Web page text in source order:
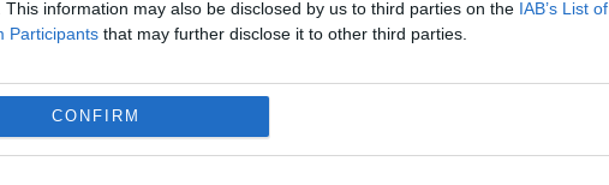
This information may also be disclosed by us to third parties on the IAB’s List of
Participants that may further disclose it to other third parties.
CONFIRM
de omor, și împotriva femeii de 60 de
violențe. Ancheta continuă pentru a stabili